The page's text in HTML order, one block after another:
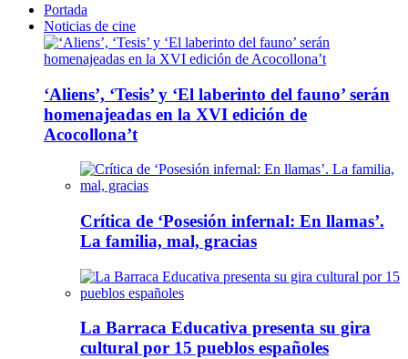
Portada
Noticias de cine
‘Aliens’, ‘Tesis’ y ‘El laberinto del fauno’ serán
homenajeadas en la XVI edición de
Acocollona’t
Crítica de ‘Posesión infernal: En llamas’.
La familia, mal, gracias
La Barraca Educativa presenta su gira
cultural por 15 pueblos españoles